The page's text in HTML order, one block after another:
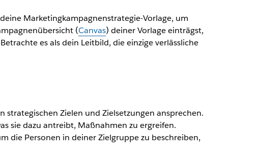
Marketingkampagnenstrategie-Vorlage, um
(Canvas) deiner Vorlage einträgst,
es als dein Leitbild, die einzige verlässliche
strategischen Zielen und Zielsetzungen ansprechen.
sie dazu antreibt, Maßnahmen zu ergreifen.
die Personen in deiner Zielgruppe zu beschreiben,